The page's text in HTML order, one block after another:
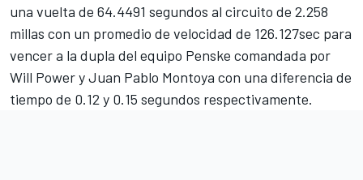
una vuelta de 64.4491 segundos al circuito de 2.258
millas con un promedio de velocidad de 126.127sec para
vencer a la dupla del equipo Penske comandada por
Will Power y Juan Pablo Montoya con una diferencia de
tiempo de 0.12 y 0.15 segundos respectivamente.